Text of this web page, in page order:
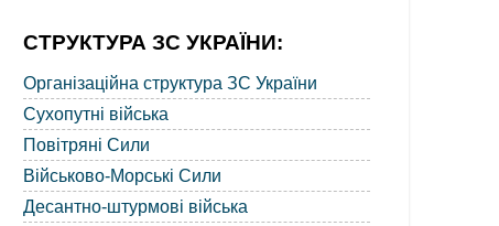
СТРУКТУРА ЗС УКРАЇНИ:
Організаційна структура ЗС України
Сухопутні війська
Повітряні Сили
Військово-Морські Сили
Десантно-штурмові війська